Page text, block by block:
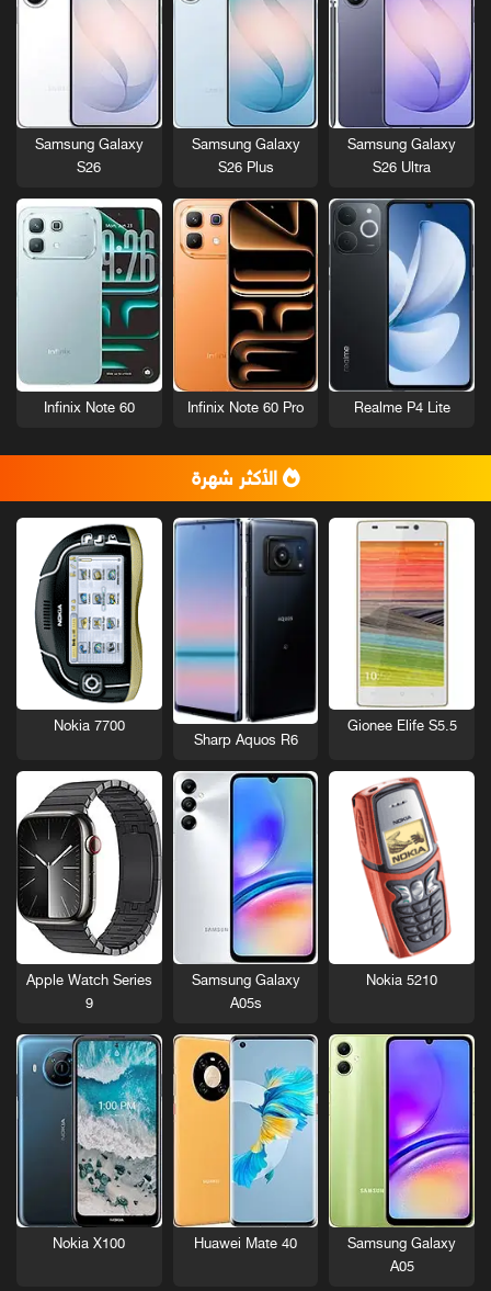
Samsung Galaxy
S26 Ultra
Samsung Galaxy
S26 Plus
Samsung Galaxy
S26
Realme P4 Lite
Infinix Note 60 Pro
Infinix Note 60
الأكثر شهرة
Gionee Elife S5.5
Sharp Aquos R6
Nokia 7700
Nokia 5210
Samsung Galaxy
A05s
Apple Watch Series
9
Samsung Galaxy
A05
Huawei Mate 40
Nokia X100